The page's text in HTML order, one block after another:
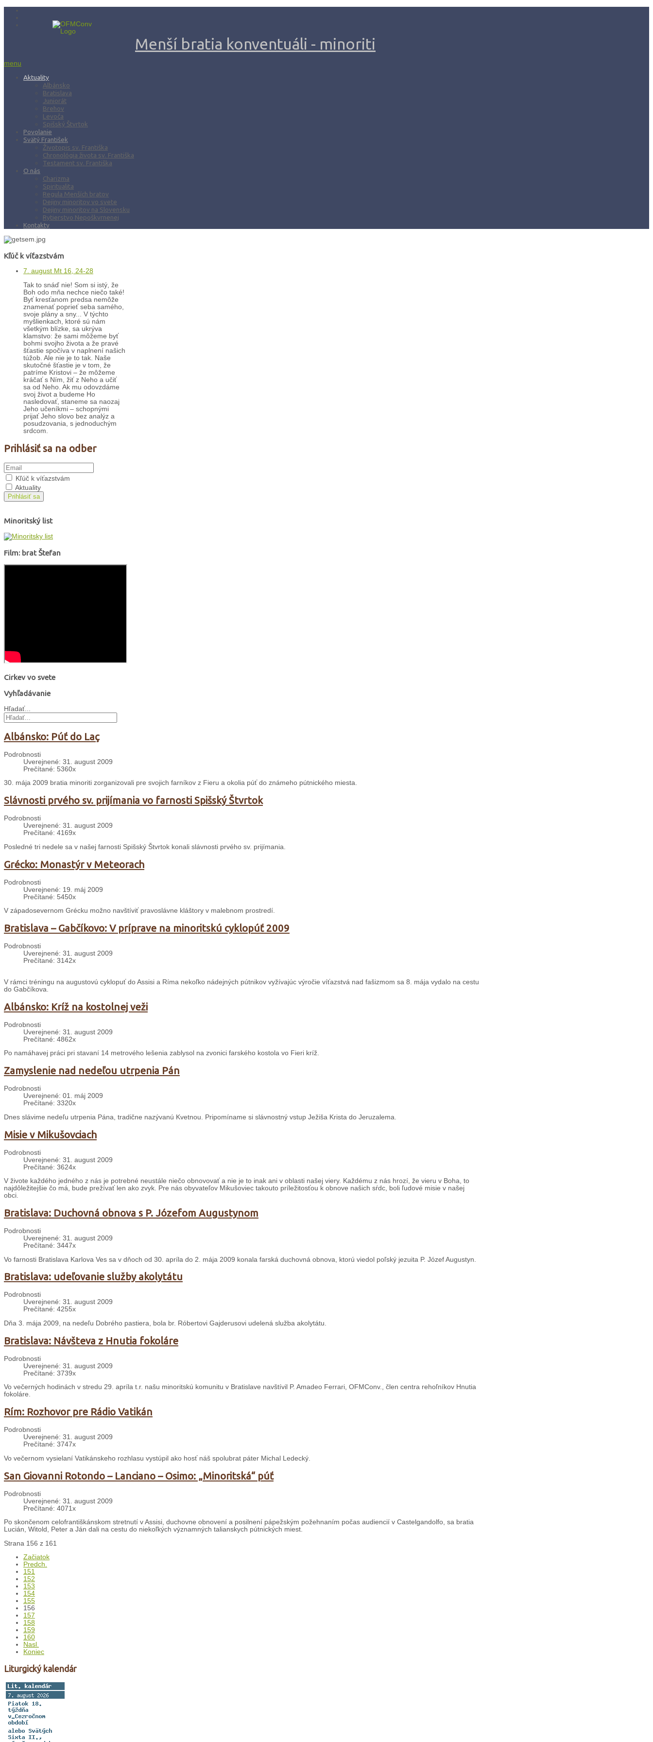
Menší bratia konventuáli - minoriti
menu
Aktuality
Albánsko
Bratislava
Juniorát
Brehov
Levoča
Spišský Štvrtok
Povolanie
Svätý František
Životopis sv. Františka
Chronológia života sv. Františka
Testament sv. Františka
O nás
Charizma
Spiritualita
Regula Menších bratov
Dejiny minoritov vo svete
Dejiny minoritov na Slovensku
Rytierstvo Nepoškvrnenej
Kontakty
Kľúč k víťazstvám
7. august Mt 16, 24-28
Tak to snáď nie! Som si istý, že
Boh odo mňa nechce niečo také!
Byť kresťanom predsa nemôže
znamenať poprieť seba samého,
svoje plány a sny... V týchto
myšlienkach, ktoré sú nám
všetkým blízke, sa ukrýva
klamstvo: že sami môžeme byť
bohmi svojho života a že pravé
šťastie spočíva v naplnení našich
túžob. Ale nie je to tak. Naše
skutočné šťastie je v tom, že
patríme Kristovi – že môžeme
kráčať s Ním, žiť z Neho a učiť
sa od Neho. Ak mu odovzdáme
svoj život a budeme Ho
nasledovať, staneme sa naozaj
Jeho učeníkmi – schopnými
prijať Jeho slovo bez analýz a
posudzovania, s jednoduchým
srdcom.
Prihlásiť sa na odber
Kľúč k víťazstvám
Aktuality
Prihlásiť sa
Minoritský list
Film: brat Štefan
Cirkev vo svete
Vyhľadávanie
Hľadať...
Albánsko: Púť do Laç
Podrobnosti
Uverejnené: 31. august 2009
Prečítané: 5360x
30. mája 2009 bratia minoriti zorganizovali pre svojich farníkov z Fieru a okolia púť do známeho pútnického miesta.
Slávnosti prvého sv. prijímania vo farnosti Spišský Štvrtok
Podrobnosti
Uverejnené: 31. august 2009
Prečítané: 4169x
Posledné tri nedele sa v našej farnosti Spišský Štvrtok konali slávnosti prvého sv. prijímania.
Grécko: Monastýr v Meteorach
Podrobnosti
Uverejnené: 19. máj 2009
Prečítané: 5450x
V západosevernom Grécku možno navštíviť pravoslávne kláštory v malebnom prostredí.
Bratislava – Gabčíkovo: V príprave na minoritskú cyklopúť 2009
Podrobnosti
Uverejnené: 31. august 2009
Prečítané: 3142x
V rámci tréningu na augustovú cyklopuť do Assisi a Ríma nekoľko nádejných pútnikov vyžívajúc výročie víťazstvá nad fašizmom sa 8. mája vydalo na cestu
do Gabčíkova.
Albánsko: Kríž na kostolnej veži
Podrobnosti
Uverejnené: 31. august 2009
Prečítané: 4862x
Po namáhavej práci pri stavaní 14 metrového lešenia zablysol na zvonici farského kostola vo Fieri kríž.
Zamyslenie nad nedeľou utrpenia Pán
Podrobnosti
Uverejnené: 01. máj 2009
Prečítané: 3320x
Dnes slávime nedeľu utrpenia Pána, tradične nazývanú Kvetnou. Pripomíname si slávnostný vstup Ježiša Krista do Jeruzalema.
Misie v Mikušovciach
Podrobnosti
Uverejnené: 31. august 2009
Prečítané: 3624x
V živote každého jedného z nás je potrebné neustále niečo obnovovať a nie je to inak ani v oblasti našej viery. Každému z nás hrozí, že vieru v Boha, to
najdôležitejšie čo má, bude prežívať len ako zvyk. Pre nás obyvateľov Mikušoviec takouto príležitosťou k obnove našich sŕdc, boli ľudové misie v našej
obci.
Bratislava: Duchovná obnova s P. Józefom Augustynom
Podrobnosti
Uverejnené: 31. august 2009
Prečítané: 3447x
Vo farnosti Bratislava Karlova Ves sa v dňoch od 30. apríla do 2. mája 2009 konala farská duchovná obnova, ktorú viedol poľský jezuita P. Józef Augustyn.
Bratislava: udeľovanie služby akolytátu
Podrobnosti
Uverejnené: 31. august 2009
Prečítané: 4255x
Dňa 3. mája 2009, na nedeľu Dobrého pastiera, bola br. Róbertovi Gajderusovi udelená služba akolytátu.
Bratislava: Návšteva z Hnutia fokoláre
Podrobnosti
Uverejnené: 31. august 2009
Prečítané: 3739x
Vo večerných hodinách v stredu 29. apríla t.r. našu minoritskú komunitu v Bratislave navštívil P. Amadeo Ferrari, OFMConv., člen centra rehoľníkov Hnutia
fokoláre.
Rím: Rozhovor pre Rádio Vatikán
Podrobnosti
Uverejnené: 31. august 2009
Prečítané: 3747x
Vo večernom vysielaní Vatikánskeho rozhlasu vystúpil ako hosť náš spolubrat páter Michal Ledecký.
San Giovanni Rotondo – Lanciano – Osimo: „Minoritská“ púť
Podrobnosti
Uverejnené: 31. august 2009
Prečítané: 4071x
Po skončenom celofrantiškánskom stretnutí v Assisi, duchovne obnovení a posilnení pápežským požehnaním počas audiencií v Castelgandolfo, sa bratia
Lucián, Witold, Peter a Ján dali na cestu do niekoľkých významných talianskych pútnických miest.
Strana 156 z 161
Začiatok
Predch.
151
152
153
154
155
156
157
158
159
160
Nasl.
Koniec
Liturgický kalendár